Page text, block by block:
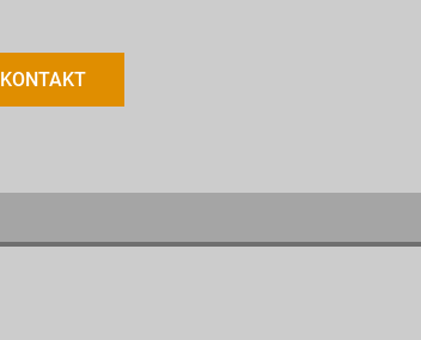
KONTAKT